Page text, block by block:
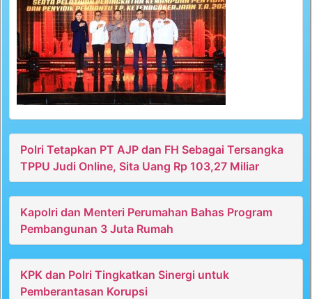
Polri Tetapkan PT AJP dan FH Sebagai Tersangka
TPPU Judi Online, Sita Uang Rp 103,27 Miliar
Kapolri dan Menteri Perumahan Bahas Program
Pembangunan 3 Juta Rumah
KPK dan Polri Tingkatkan Sinergi untuk
Pemberantasan Korupsi